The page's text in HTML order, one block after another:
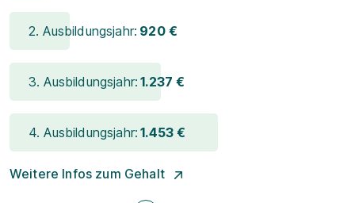
2. Ausbildungsjahr: 920 €
3. Ausbildungsjahr: 1.237 €
4. Ausbildungsjahr: 1.453 €
Weitere Infos zum Gehalt